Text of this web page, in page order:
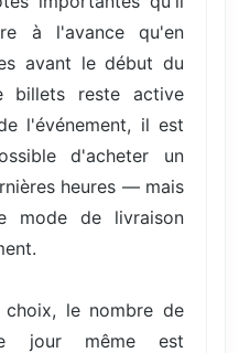
à l'avance qu'en
avant le début du
billets reste active
l'événement, il est
d'acheter un
heures — mais
de livraison
le nombre de
jour même est